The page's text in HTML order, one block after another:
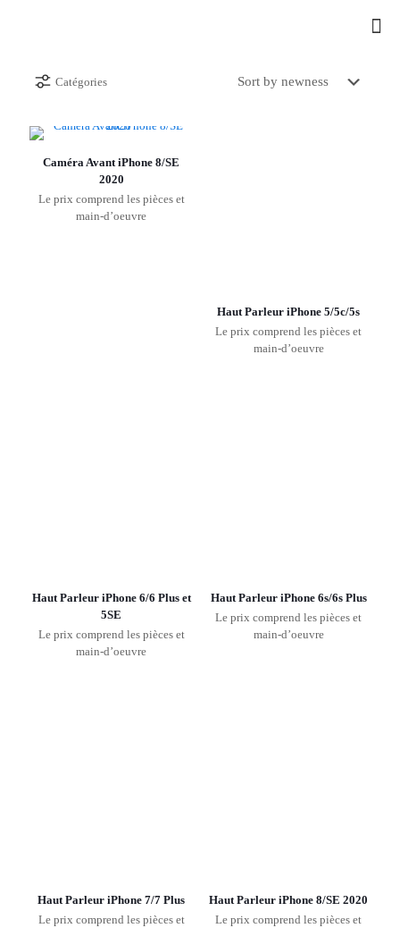
Catégories
Caméra Avant iPhone 8/SE
2020
Le prix comprend les pièces et
main-d’oeuvre
Haut Parleur iPhone 5/5c/5s
Le prix comprend les pièces et
main-d’oeuvre
Haut Parleur iPhone 6/6 Plus et
5SE
Le prix comprend les pièces et
main-d’oeuvre
Haut Parleur iPhone 6s/6s Plus
Le prix comprend les pièces et
main-d’oeuvre
Haut Parleur iPhone 7/7 Plus
Le prix comprend les pièces et
Haut Parleur iPhone 8/SE 2020
Le prix comprend les pièces et